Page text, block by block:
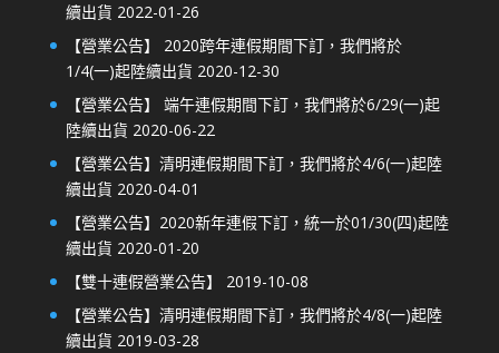
續出貨 2022-01-26
【營業公告】 2020跨年連假期間下訂，我們將於
1/4(一)起陸續出貨 2020-12-30
【營業公告】 端午連假期間下訂，我們將於6/29(一)起
陸續出貨 2020-06-22
【營業公告】清明連假期間下訂，我們將於4/6(一)起陸
續出貨 2020-04-01
【營業公告】2020新年連假下訂，統一於01/30(四)起陸
續出貨 2020-01-20
【雙十連假營業公告】
2019-10-08
【營業公告】清明連假期間下訂，我們將於4/8(一)起陸
續出貨 2019-03-28